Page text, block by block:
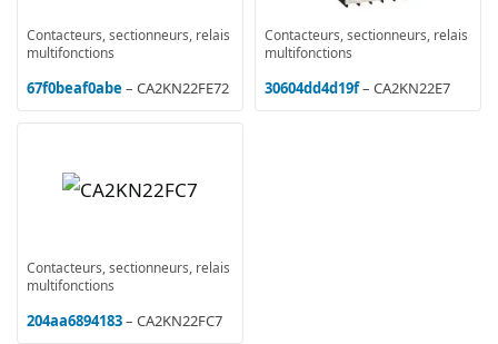
Contacteurs, sectionneurs, relais
multifonctions
67f0beaf0abe– CA2KN22FE72
Contacteurs, sectionneurs, relais
multifonctions
30604dd4d19f– CA2KN22E7
Contacteurs, sectionneurs, relais
multifonctions
204aa6894183– CA2KN22FC7